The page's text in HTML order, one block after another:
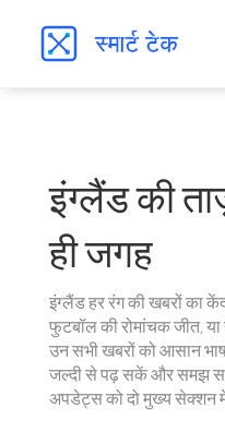
इंग्लैंड की
ही जगह
इंग्लैंड हर रंग की खबरों का
फुटबॉल की रोमांचक जीत,
उन सभी खबरों को आसान
जल्दी से पढ़ सकें और समझ
अपडेट्स को दो मुख्य सेक्शन में